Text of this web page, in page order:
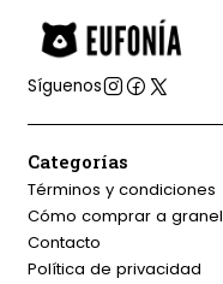
Síguenos
Categorías
Términos y condiciones
Cómo comprar a granel
Contacto
Política de privacidad